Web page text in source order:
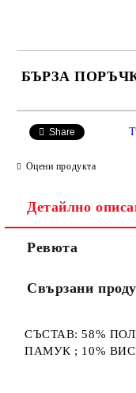
БЪРЗА
Share
Оцени продукта
Детайлно
Ревюта
Свързани
СЪСТАВ: 58%
ПАМУК ; 10%